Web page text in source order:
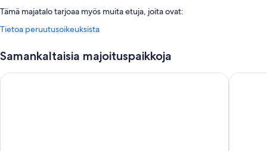
Tämä majatalo tarjoaa myös muita etuja, joita ovat:
Ilmainen omatoiminen pysäköinti
savuttomat tilat
Hissi ja televisio aulassa
Tietoa peruutusoikeuksista
Samankaltaisia majoituspaikkoja
Hotelli Savonlinna Wanhan